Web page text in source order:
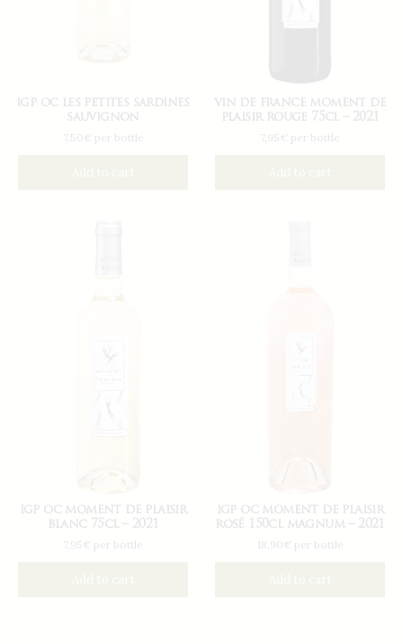
igp oc les petites sardines
sauvignon
7,50€ per bottle
vin de france moment de
plaisir rouge 75cl – 2021
7,95€ per bottle
igp oc moment de plaisir
blanc 75cl – 2021
7,95€ per bottle
igp oc moment de plaisir
rosé 150cl magnum – 2021
18,90€ per bottle